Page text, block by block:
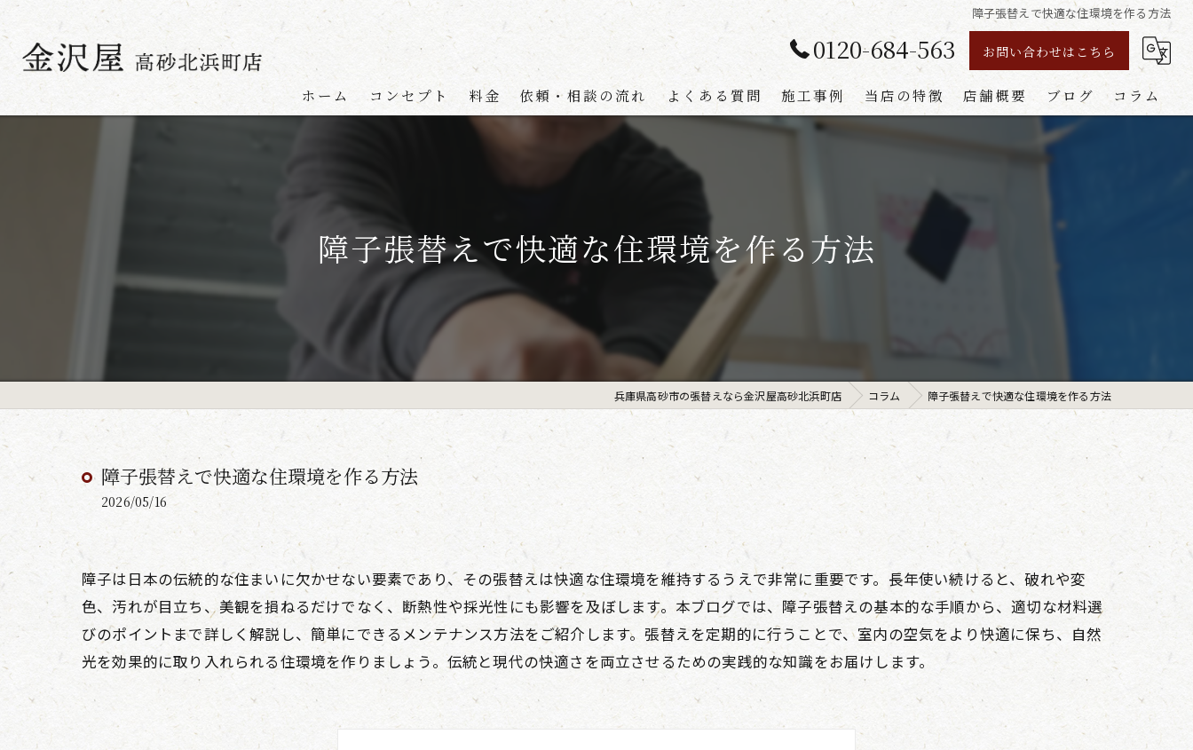
障子張替えで快適な住環境を作る方法
0120-684-563 お問い合わせはこちら
ホーム コンセプト 料金 依頼・相談の流れ よくある質問 施工事例 当店の特徴 店舗概要 ブログ コラム
障子張替えで快適な住環境を作る方法
兵庫県高砂市の張替えなら金沢屋高砂北浜町店 コラム 障子張替えで快適な住環境を作る方法
障子張替えで快適な住環境を作る方法
2026/05/16
障子は日本の伝統的な住まいに欠かせない要素であり、その張替えは快適な住環境を維持するうえで非常に重要です。長年使い続けると、破れや変
色、汚れが目立ち、美観を損ねるだけでなく、断熱性や採光性にも影響を及ぼします。本ブログでは、障子張替えの基本的な手順から、適切な材料選
びのポイントまで詳しく解説し、簡単にできるメンテナンス方法をご紹介します。張替えを定期的に行うことで、室内の空気をより快適に保ち、自然
光を効果的に取り入れられる住環境を作りましょう。伝統と現代の快適さを両立させるための実践的な知識をお届けします。